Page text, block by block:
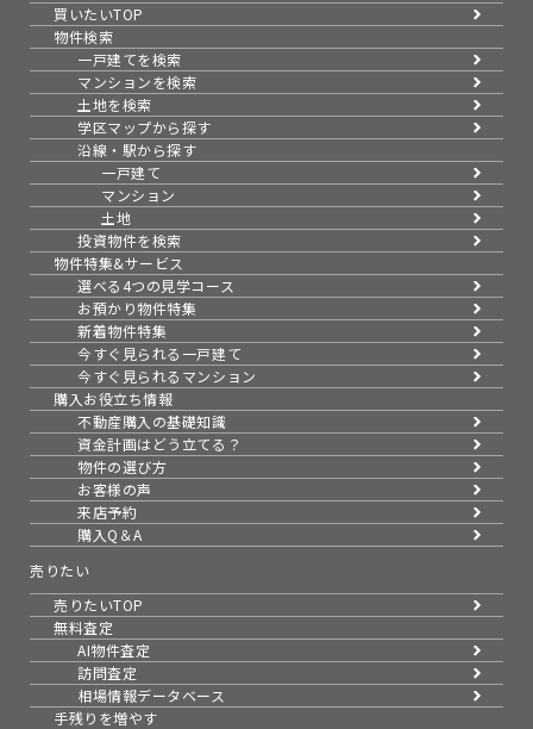
買いたいTOP
物件検索
一戸建てを検索
マンションを検索
土地を検索
学区マップから探す
沿線・駅から探す
一戸建て
マンション
土地
投資物件を検索
物件特集&サービス
選べる4つの見学コース
お預かり物件特集
新着物件特集
今すぐ見られる一戸建て
今すぐ見られるマンション
購入お役立ち情報
不動産購入の基礎知識
資金計画はどう立てる？
物件の選び方
お客様の声
来店予約
購入Q＆A
売りたい
売りたいTOP
無料査定
AI物件査定
訪問査定
相場情報データベース
手残りを増やす